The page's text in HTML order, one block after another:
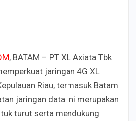
, BATAM – PT XL Axiata Tbk
jaringan 4G XL
Riau, termasuk Batam
jaringan data ini merupakan
turut serta mendukung